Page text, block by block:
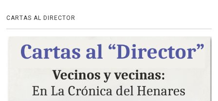
CARTAS AL DIRECTOR